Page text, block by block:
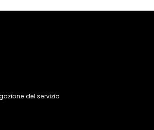
del servizio